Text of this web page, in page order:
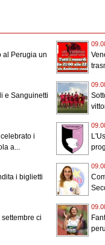
al Perugia un
e Sanguinetti
i
a...
i biglietti
ci